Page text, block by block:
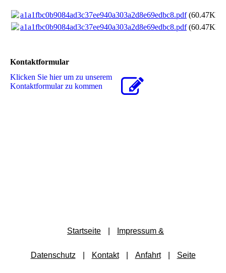
a1a1fbc0b9084ad3c37ee940a303a2d8e69edbc8.pdf(60.47KB)
a1a1fbc0b9084ad3c37ee940a303a2d8e69edbc8.pdf(60.47KB)
Kontaktformular
Klicken Sie hier um zu unserem
Kon­takt­for­mu­lar zu kommen
Startseite Impressum &
Datenschutz Kontakt Anfahrt Seite